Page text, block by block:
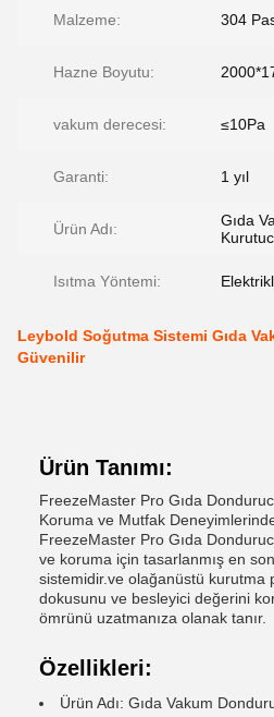
Malzeme: 304
Hazne Boyutu:
vakum derecesi: ≤10Pa
Garanti: 1 yıl
Ürün Adı:
Gıda
Isıtma Yöntemi:
Leybold Soğutma Sistemi Gıda
Güvenilir
Ürün Tanımı:
FreezeMaster Pro Gıda
Koruma ve Mutfak
FreezeMaster Pro Gıda
ve koruma için tasarlanmış en
sistemidir.ve olağanüstü kurutma
dokusunu ve besleyici değerini
ömrünü uzatmanıza olanak tanır.
Özellikleri:
Ürün Adı: Gıda Vakum